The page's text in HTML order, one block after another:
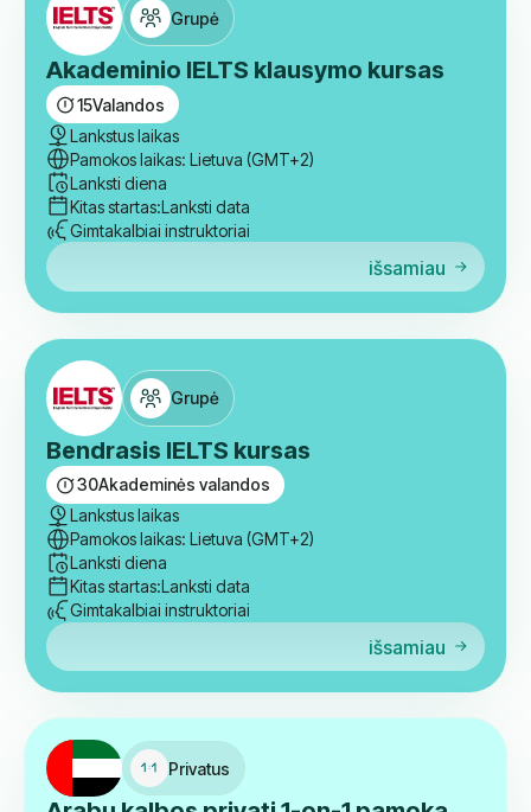
Patikrinkite kitus kursus
Akademinio IELTS klausymo kursas
15Valandos
Lankstus laikas
Pamokos laikas: Lietuva (GMT+2)
Lanksti diena
Kitas startas:Lanksti data
Gimtakalbiai instruktoriai
30Akademinės valandos
Lankstus laikas
Pamokos laikas: Lietuva (GMT+2)